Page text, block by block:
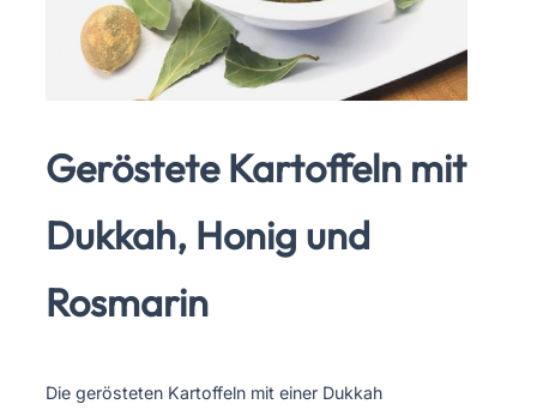
Geröstete Kartoffeln mit
Dukkah, Honig und
Rosmarin
Die gerösteten Kartoffeln mit einer Dukkah